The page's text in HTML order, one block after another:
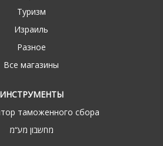
Туризм
Израиль
Разное
Все магазины
ИНСТРУМЕНТЫ
таможенного сбора
מחשבון מע“מ